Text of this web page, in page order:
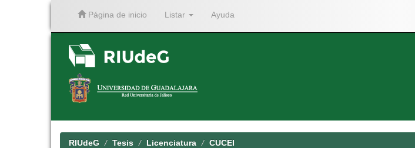
Página de inicio Listar Ayuda
RIUdeG Tesis Licenciatura CUCEI